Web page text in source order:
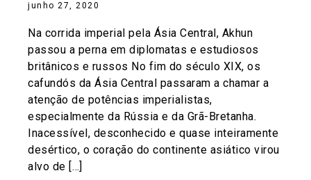
junho 27, 2020
Na corrida imperial pela Ásia Central, Akhun
passou a perna em diplomatas e estudiosos
britânicos e russos No fim do século XIX, os
cafundós da Ásia Central passaram a chamar a
atenção de potências imperialistas,
especialmente da Rússia e da Grã-Bretanha.
Inacessível, desconhecido e quase inteiramente
desértico, o coração do continente asiático virou
alvo de […]